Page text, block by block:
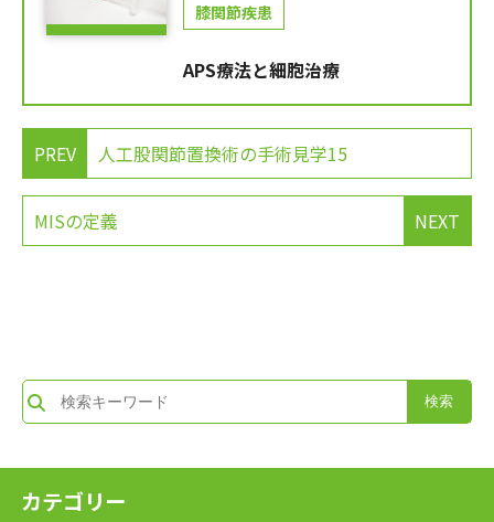
膝関節疾患
APS療法と細胞治療
PREV 人工股関節置換術の手術見学15
NEXT
MISの定義
カテゴリー